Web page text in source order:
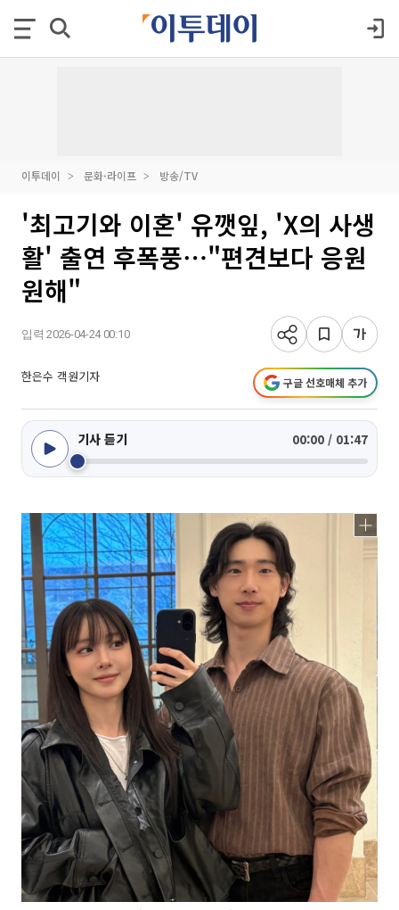
이투데이 문화·라이프 방송/TV
'최고기와 이혼' 유깻잎, 'X의 사생
활' 출연 후폭풍⋯"편견보다 응원
원해"
입력 2026-04-24 00:10
한은수 객원기자 구글 선호매체 추가
기사 듣기 00:00 / 01:47